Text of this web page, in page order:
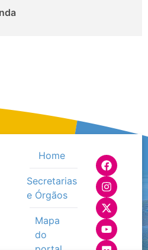
Home
Secretarias
e Órgãos
Mapa
do